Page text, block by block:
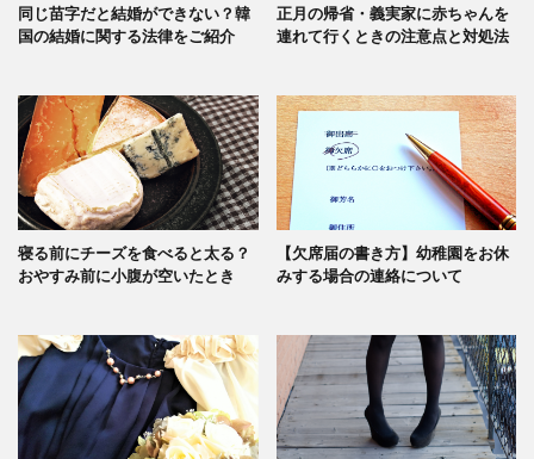
同じ苗字だと結婚ができない？韓
国の結婚に関する法律をご紹介
正月の帰省・義実家に赤ちゃんを
連れて行くときの注意点と対処法
寝る前にチーズを食べると太る？
おやすみ前に小腹が空いたとき
【欠席届の書き方】幼稚園をお休
みする場合の連絡について